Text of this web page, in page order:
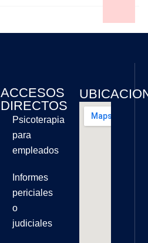
ACCESOS
DIRECTOS
Psicoterapia
para
empleados
Informes
periciales
o
judiciales